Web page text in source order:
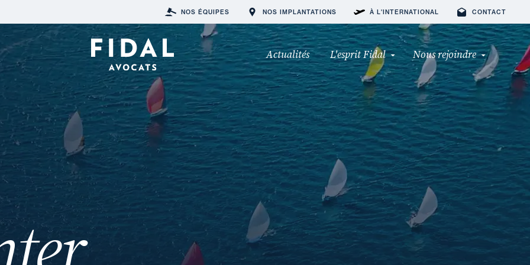
NOS ÉQUIPES NOS IMPLANTATIONS À L'INTERNATIONAL CONTACT
Actualités L'esprit Fidal Nous rejoindre